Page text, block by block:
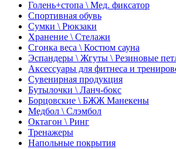
Голень+стопа \ Мед. фиксатор
Спортивная обувь
Сумки \ Рюкзаки
Хранение \ Стелажи
Сгонка веса \ Костюм сауна
Эспандеры \ Жгуты \ Резиновые
Аксессуары для фитнеса и
Сувенирная продукция
Бутылочки \ Ланч-бокс
Борцовские \ БЖЖ Манекены
Медбол \ Слэмбол
Октагон \ Ринг
Тренажеры
Напольные покрытия